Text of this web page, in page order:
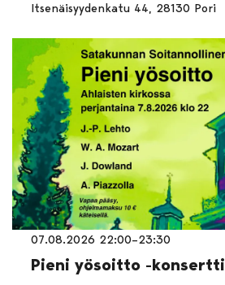
Itsenäisyydenkatu 44, 28130 Pori
07.08.2026 22:00–23:30
Pieni yösoitto -konsertti